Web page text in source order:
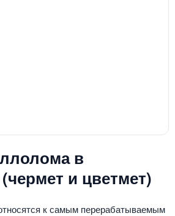
в
и цветмет)
к самым перерабатываемым